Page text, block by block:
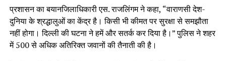
प्रशासन का बयानजिलाधिकारी एस. राजलिंगम ने कहा, “वाराणसी देश-
दुनिया के श्रद्धालुओं का केंद्र है। किसी भी कीमत पर सुरक्षा से समझौता
नहीं होगा। दिल्ली की घटना ने हमें और सतर्क कर दिया है।” पुलिस ने शहर
में 500 से अधिक अतिरिक्त जवानों की तैनाती की है।